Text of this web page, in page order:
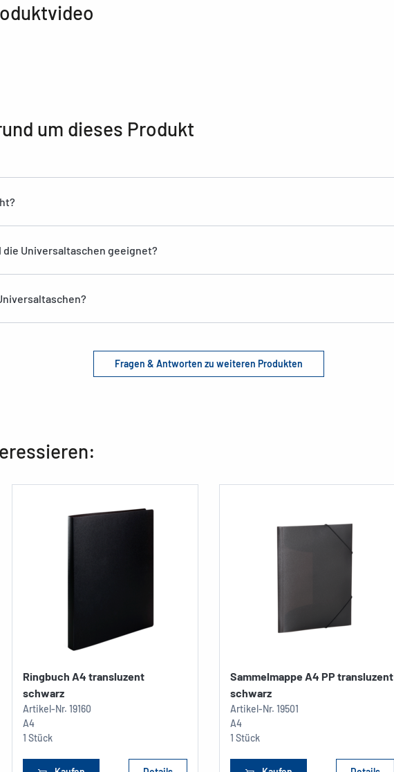
um dieses Produkt
Universaltaschen geeignet?
Fragen & Antworten zu weiteren Produkten
Ringbuch A4 transluzent
schwarz
Artikel-Nr. 19160
A4
1 Stück
Sammelmappe A4 PP transluzent
schwarz
Artikel-Nr. 19501
A4
1 Stück